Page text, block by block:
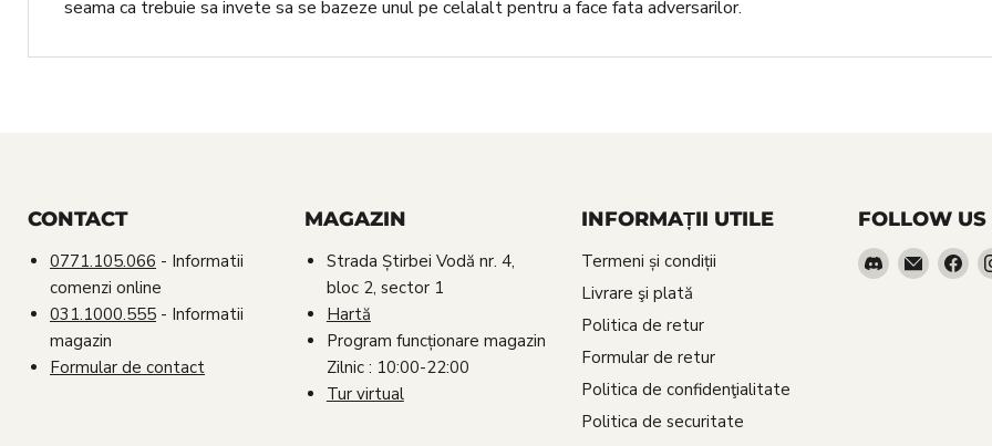
seama ca trebuie sa invete sa se bazeze unul pe celalalt pentru a face fata adversarilor.
CONTACT
0771.105.066 - Informatii
comenzi online
031.1000.555 - Informatii
magazin
Formular de contact
MAGAZIN
Strada Știrbei Vodă nr. 4,
bloc 2, sector 1
Hartă
Program funcționare magazin
Zilnic : 10:00-22:00
Tur virtual
INFORMAȚII UTILE
Termeni și condiții
Livrare şi plată
Politica de retur
Formular de retur
Politica de confidenţialitate
Politica de securitate
FOLLOW US
Find Email